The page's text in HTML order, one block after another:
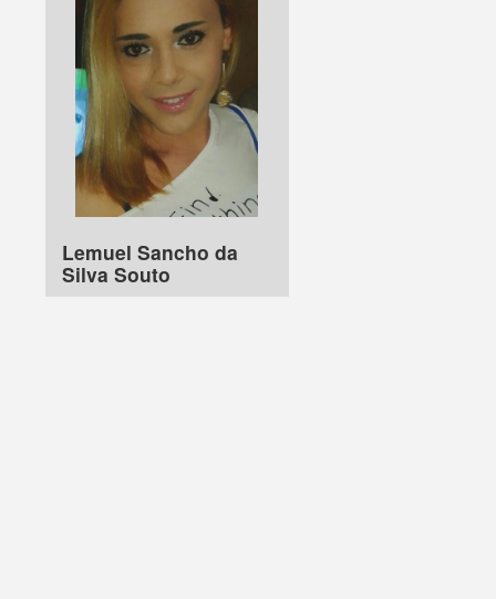
Lemuel Sancho da
Silva Souto